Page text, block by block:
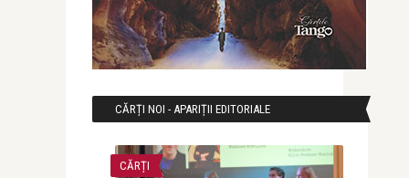
CĂRȚI NOI - APARIȚII EDITORIALE
CĂRȚI